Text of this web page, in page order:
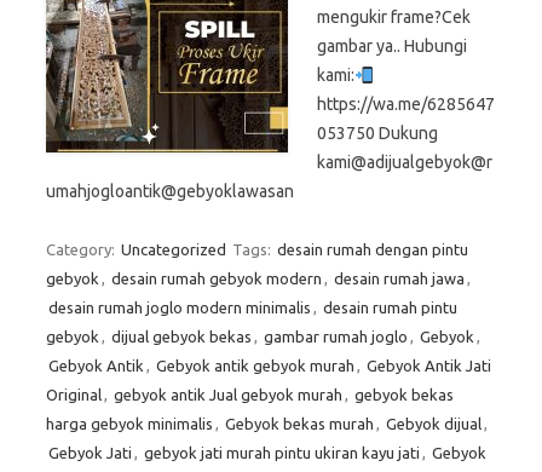
mengukir frame?Cek
gambar ya.. Hubungi
kami:
https://wa.me/6285647
053750 Dukung
kami@adijualgebyok@r
umahjogloantik@gebyoklawasan
Category: Uncategorized Tags: desain rumah dengan pintu
gebyok , desain rumah gebyok modern , desain rumah jawa ,
desain rumah joglo modern minimalis , desain rumah pintu
gebyok , dijual gebyok bekas , gambar rumah joglo , Gebyok ,
Gebyok Antik , Gebyok antik gebyok murah , Gebyok Antik Jati
Original, gebyok antik Jual gebyok murah , gebyok bekas
harga gebyok minimalis , Gebyok bekas murah , Gebyok dijual,
Gebyok Jati , gebyok jati murah pintu ukiran kayu jati , Gebyok